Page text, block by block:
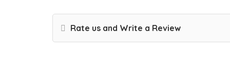
Rate us and Write a Review